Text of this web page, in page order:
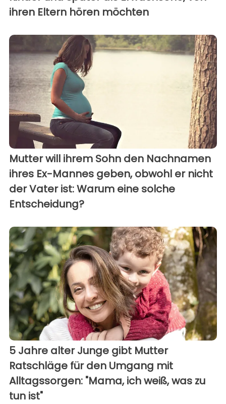
ihren Eltern hören möchten
Mutter will ihrem Sohn den Nachnamen
ihres Ex-Mannes geben, obwohl er nicht
der Vater ist: Warum eine solche
Entscheidung?
5 Jahre alter Junge gibt Mutter
Ratschläge für den Umgang mit
Alltagssorgen: "Mama, ich weiß, was zu
tun ist"